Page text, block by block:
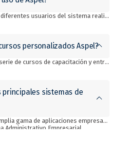
Capacitamos a los diferentes usuarios del sistema realizando ejercicios integrales de cada proceso. Realizamos pruebas integrales de los diferentes procesos invitando a los participantes de cada departamento que interviene en el proceso con el objetivo de simular las operaciones reales de la empresa.
personalizados Aspel?
Te ofrecemos una serie de cursos de capacitación y entrenamiento en línea. Nuestros Consultores expertos te ayudarán a desarrollar tus habilidades sobre las herramientas para que logres aprovechar al máximo tu sistema. ¡Escríbenos para más información!
principales sistemas de
Aspel ofrece una amplia gama de aplicaciones empresariales que abarcan diversas áreas funcionales. Algunas de las principales aplicaciones de Aspel incluyen:
Administrativo Empresarial.